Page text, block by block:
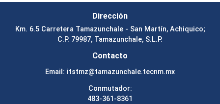
Dirección
Km. 6.5 Carretera Tamazunchale - San Martín, Achiquico;
C.P. 79987, Tamazunchale, S.L.P.
Contacto
Email: itstmz@tamazunchale.tecnm.mx
Conmutador:
483-361-8361